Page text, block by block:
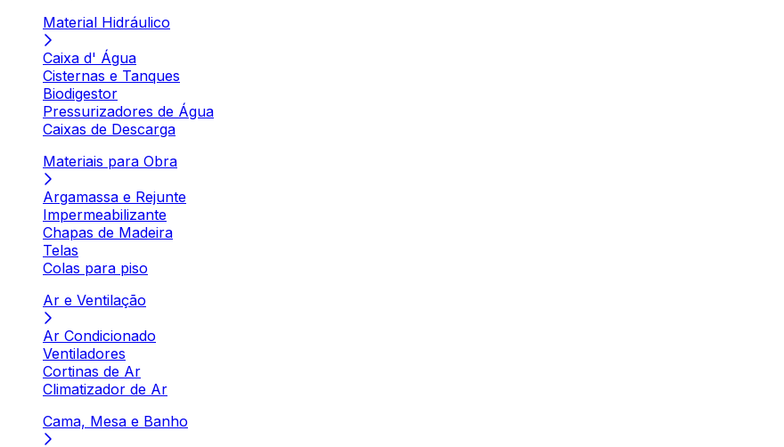
Material Hidráulico
Caixa d' Água
Cisternas e Tanques
Biodigestor
Pressurizadores de Água
Caixas de Descarga
Materiais para Obra
Argamassa e Rejunte
Impermeabilizante
Chapas de Madeira
Telas
Colas para piso
Ar e Ventilação
Ar Condicionado
Ventiladores
Cortinas de Ar
Climatizador de Ar
Cama, Mesa e Banho